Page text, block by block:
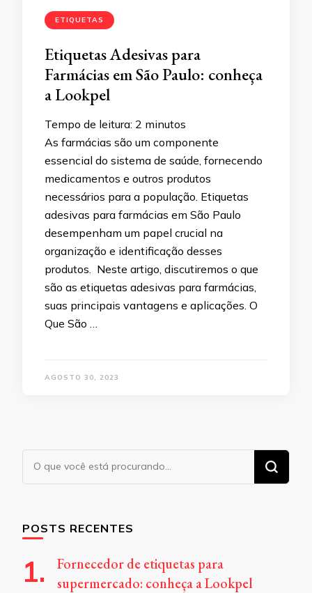
ETIQUETAS
Etiquetas Adesivas para
Farmácias em São Paulo: conheça
a Lookpel
Tempo de leitura: 2 minutos
As farmácias são um componente
essencial do sistema de saúde, fornecendo
medicamentos e outros produtos
necessários para a população. Etiquetas
adesivas para farmácias em São Paulo
desempenham um papel crucial na
organização e identificação desses
produtos. Neste artigo, discutiremos o que
são as etiquetas adesivas para farmácias,
suas principais vantagens e aplicações. O
Que São …
AGOSTO 30, 2023
Procurando
algo?
POSTS RECENTES
Fornecedor de etiquetas para
supermercado: conheça a Lookpel